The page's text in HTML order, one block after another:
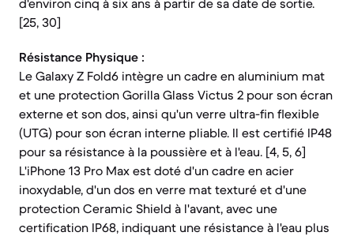
d'environ cinq à six ans à partir de sa date de sortie.
[25, 30]
Résistance Physique :
Le Galaxy Z Fold6 intègre un cadre en aluminium mat
et une protection Gorilla Glass Victus 2 pour son écran
externe et son dos, ainsi qu'un verre ultra-fin flexible
(UTG) pour son écran interne pliable. Il est certifié IP48
pour sa résistance à la poussière et à l'eau. [4, 5, 6]
L'iPhone 13 Pro Max est doté d'un cadre en acier
inoxydable, d'un dos en verre mat texturé et d'une
protection Ceramic Shield à l'avant, avec une
certification IP68, indiquant une résistance à l'eau plus